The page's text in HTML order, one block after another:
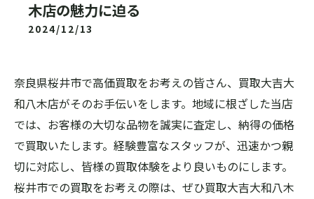
木店の魅力に迫る
2024/12/13
奈良県桜井市で高価買取をお考えの皆さん、買取大吉大
和八木店がそのお手伝いをします。地域に根ざした当店
では、お客様の大切な品物を誠実に査定し、納得の価格
で買取いたします。経験豊富なスタッフが、迅速かつ親
切に対応し、皆様の買取体験をより良いものにします。
桜井市での買取をお考えの際は、ぜひ買取大吉大和八木